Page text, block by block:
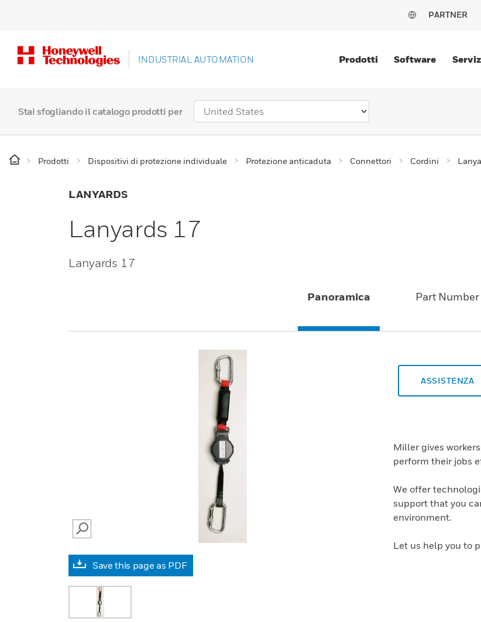
PARTNER
INDUSTRIAL AUTOMATION Prodotti Software
Stai sfogliando il catalogo prodotti per
Prodotti Dispositivi di protezione individuale Protezione anticaduta Connettori Cordini
LANYARDS
Lanyards 17
Lanyards 17
Panoramica Part Number
SEARCH
Save this page as PDF
ASSISTENZA
Miller gives
perform their jobs
We offer
support that you
environment.
Let us help you to